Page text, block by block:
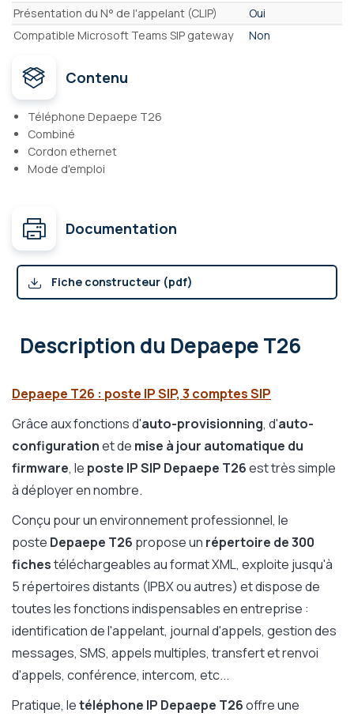
Présentation du N° de l'appelant (CLIP)
Oui
Compatible Microsoft Teams SIP gateway
Non
Contenu
Téléphone Depaepe T26
Combiné
Cordon ethernet
Mode d'emploi
Documentation
Fiche constructeur (pdf)
Description du Depaepe T26
Depaepe T26 : poste IP SIP, 3 comptes SIP
Grâce aux fonctions d'auto-provisionning, d'auto-
configurationet de mise à jour automatique du
firmware, le poste IP SIP Depaepe T26est très simple
à déployer en nombre.
Conçu pour un environnement professionnel, le
poste Depaepe T26 propose un répertoire de 300
fichestéléchargeables au format XML, exploite jusqu'à
5 répertoires distants (IPBX ou autres) et dispose de
toutes les fonctions indispensables en entreprise :
identification de l'appelant, journal d'appels, gestion des
messages, SMS, appels multiples, transfert et renvoi
d'appels, conférence, intercom, etc...
Pratique, letéléphone IP Depaepe T26offre une